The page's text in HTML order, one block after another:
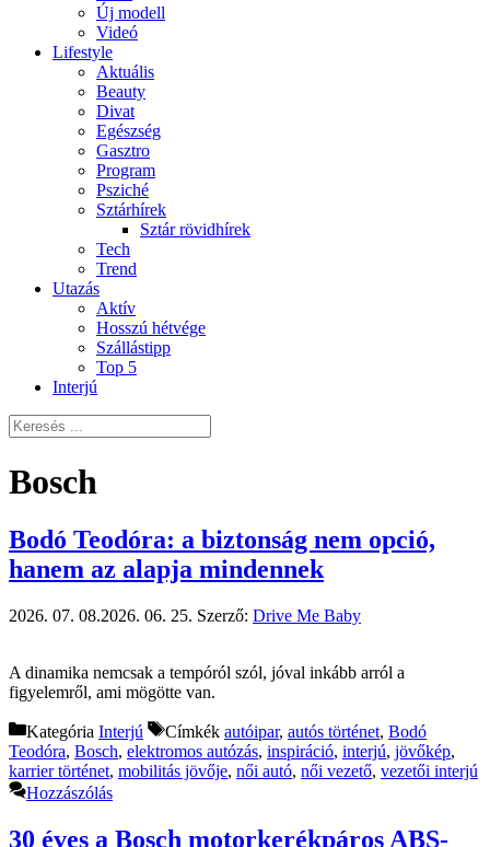
Új modell
Videó
Lifestyle
Aktuális
Beauty
Divat
Egészség
Gasztro
Program
Psziché
Sztárhírek
Sztár rövidhírek
Tech
Trend
Utazás
Aktív
Hosszú hétvége
Szállástipp
Top 5
Interjú
Bosch
Bodó Teodóra: a biztonság nem opció,
hanem az alapja mindennek
2026. 07. 08.2026. 06. 25. Szerző: Drive Me Baby
A dinamika nemcsak a tempóról szól, jóval inkább arról a
figyelemről, ami mögötte van.
Kategória Interjú Címkék autóipar, autós történet, Bodó
Teodóra, Bosch, elektromos autózás, inspiráció, interjú, jövőkép,
karrier történet, mobilitás jövője, női autó, női vezető, vezetői interjú
Hozzászólás
30 éves a Bosch motorkerékpáros ABS-